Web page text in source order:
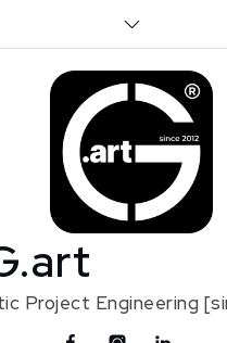
Project Engineering